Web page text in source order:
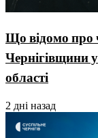
Що відомо про
Чернігівщини
області
2 дні назад